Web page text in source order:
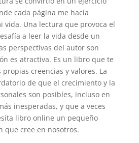
cada página me hacía
vida. Una lectura que provoca el
a leer la vida desde un
perspectivas del autor son
es atractiva. Es un libro que te
creencias y valores. La
de que el crecimiento y la
son posibles, incluso en
inesperadas, y que a veces
libro online​ un pequeño
que cree en nosotros.